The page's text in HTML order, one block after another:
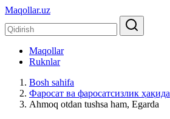
Maqollar.uz
Maqollar
Ruknlar
Bosh sahifa
Фаросат ва фаросатсизлик ҳақида
Ahmoq otdan tushsa ham, Egarda